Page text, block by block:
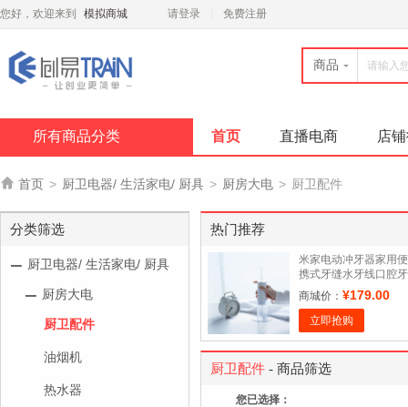
您好，欢迎来到 模拟商城 请登录 免费注册
商品
所有商品分类 首页 直播电商 店
 首页 > 厨卫电器/ 生活家电/ 厨具 > 厨房大电 > 厨卫配件
分类筛选
厨卫电器/ 生活家电/ 厨具
厨房大电
厨卫配件
油烟机
热水器
热门推荐
米家电动冲牙器家用便
携式牙缝水牙线口腔牙
齿清洁喷牙洁牙洗牙器
深度
商城价： ¥179.00
立即抢购
厨卫配件 - 商品筛选
您已选择：